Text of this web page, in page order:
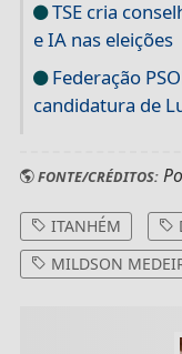
TSE cria
e IA nas eleições
Federação
candidatura de
FONTE/CRÉDITOS:
ITANHÉM
MILDSON